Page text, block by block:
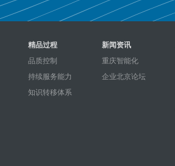
精品过程
品质控制
持续服务能力
知识转移体系
新闻资讯
重庆智能化
企业北京论坛